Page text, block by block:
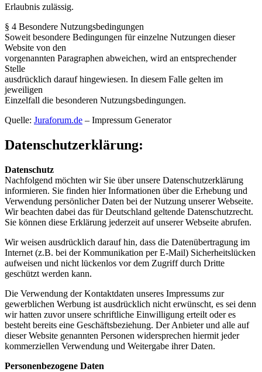
Erlaubnis zulässig.
§ 4 Besondere Nutzungsbedingungen
Soweit besondere Bedingungen für einzelne Nutzungen dieser
Website von den
vorgenannten Paragraphen abweichen, wird an entsprechender
Stelle
ausdrücklich darauf hingewiesen. In diesem Falle gelten im
jeweiligen
Einzelfall die besonderen Nutzungsbedingungen.
Quelle: Juraforum.de – Impressum Generator
Datenschutzerklärung:
Datenschutz
Nachfolgend möchten wir Sie über unsere Datenschutzerklärung
informieren. Sie finden hier Informationen über die Erhebung und
Verwendung persönlicher Daten bei der Nutzung unserer Webseite.
Wir beachten dabei das für Deutschland geltende Datenschutzrecht.
Sie können diese Erklärung jederzeit auf unserer Webseite abrufen.
Wir weisen ausdrücklich darauf hin, dass die Datenübertragung im
Internet (z.B. bei der Kommunikation per E-Mail) Sicherheitslücken
aufweisen und nicht lückenlos vor dem Zugriff durch Dritte
geschützt werden kann.
Die Verwendung der Kontaktdaten unseres Impressums zur
gewerblichen Werbung ist ausdrücklich nicht erwünscht, es sei denn
wir hatten zuvor unsere schriftliche Einwilligung erteilt oder es
besteht bereits eine Geschäftsbeziehung. Der Anbieter und alle auf
dieser Website genannten Personen widersprechen hiermit jeder
kommerziellen Verwendung und Weitergabe ihrer Daten.
Personenbezogene Daten